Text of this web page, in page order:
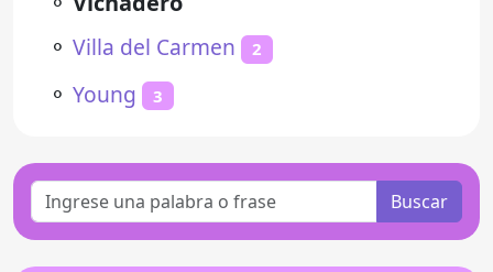
⚬ Villa del Carmen 2
⚬ Young 3
Buscar